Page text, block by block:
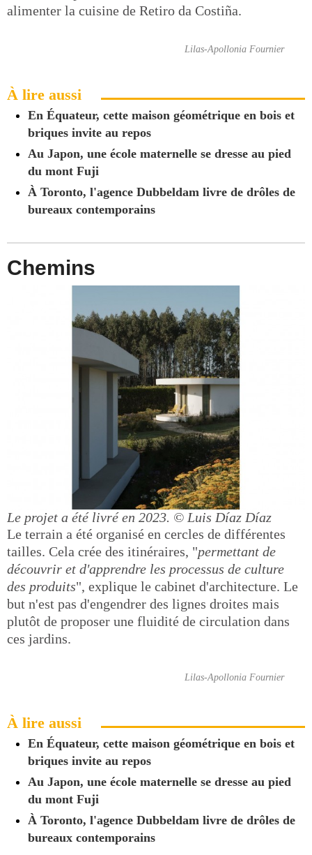
alimenter la cuisine de Retiro da Costiña.
Lilas-Apollonia Fournier
À lire aussi
En Équateur, cette maison géométrique en bois et
briques invite au repos
Au Japon, une école maternelle se dresse au pied
du mont Fuji
À Toronto, l'agence Dubbeldam livre de drôles de
bureaux contemporains
Chemins
Le projet a été livré en 2023. © Luis Díaz Díaz
Le terrain a été organisé en cercles de différentes
tailles. Cela crée des itinéraires, "permettant de
découvrir et d'apprendre les processus de culture
des produits", explique le cabinet d'architecture. Le
but n'est pas d'engendrer des lignes droites mais
plutôt de proposer une fluidité de circulation dans
ces jardins.
Lilas-Apollonia Fournier
À lire aussi
En Équateur, cette maison géométrique en bois et
briques invite au repos
Au Japon, une école maternelle se dresse au pied
du mont Fuji
À Toronto, l'agence Dubbeldam livre de drôles de
bureaux contemporains